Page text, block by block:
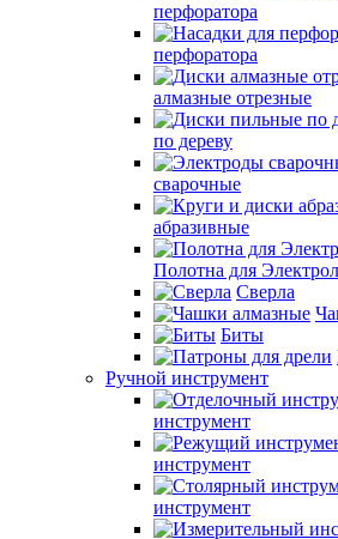
перфоратора
перфоратора
алмазные отрезные
по дереву
сварочные
абразивные
Полотна для
Сверла
Биты
Ручной инструмент
инструмент
инструмент
инструмент